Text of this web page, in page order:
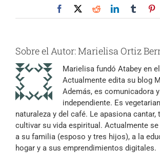
Facebook RedditLinkedInTumblr
Sobre el Autor:Marielisa Ortiz
Marielisa fundó Atabey en
Actualmente edita su blog
Además, es comunicadora
independiente. Es
naturaleza y del café. Le apasiona cantar,
cultivar su vida espiritual. Actualmente
a su familia (esposo y tres hijos), a la
hogar y a sus emprendimientos digitales.